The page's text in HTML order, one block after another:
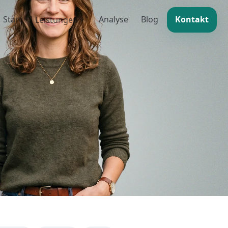
Start Leistungen
Ads
& Redaktion
lassen
& Audit
& Pflege
Analyse Blog Kontakt